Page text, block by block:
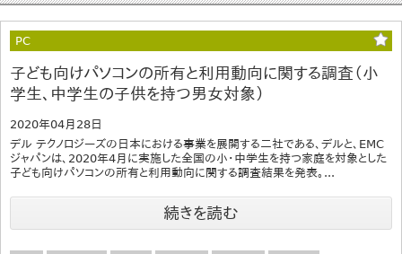
PC
子ども向けパソコンの所有と利用動向に関する調査（小
学生、中学生の子供を持つ男女対象）
2020年04月28日
デル テクノロジーズの日本における事業を展開する二社である、デルと、EMC
ジャパンは、2020年4月に実施した全国の小・中学生を持つ家庭を対象とした
子ども向けパソコンの所有と利用動向に関する調査結果を発表。...
続きを読む